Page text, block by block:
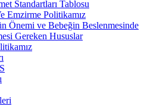
Standartları Tablosu
Emzirme Politikamız
Önemi ve Bebeğin Beslenmesinde
Gereken Hususlar